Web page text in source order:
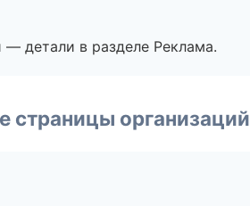
детали в разделе Реклама.
организаций